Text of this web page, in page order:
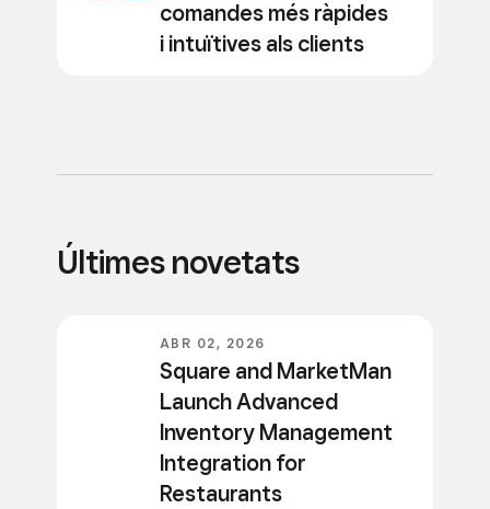
comandes més ràpides
i intuïtives als clients
Últimes novetats
ABR 02, 2026
Square and MarketMan
Launch Advanced
Inventory Management
Integration for
Restaurants